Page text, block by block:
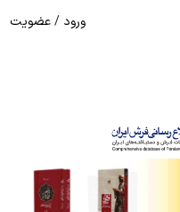
ورود /عضویت